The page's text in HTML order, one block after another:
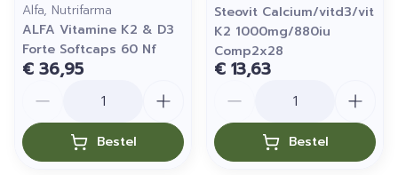
Alfa, Nutrifarma
ALFA Vitamine K2 & D3
Forte Softcaps 60 Nf
€ 36,95
Bestel
Steovit Calcium/vitd3/vit
K2 1000mg/880iu
Comp2x28
€ 13,63
Bestel